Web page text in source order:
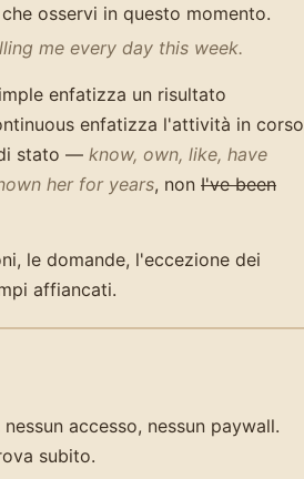
osservi in questo momento.
me every day this week.
enfatizza un risultato
enfatizza l'attività in corso
stato — know, own, like, have
her for years, non I've been
le domande, l'eccezione dei
affiancati.
accesso, nessun paywall.
subito.